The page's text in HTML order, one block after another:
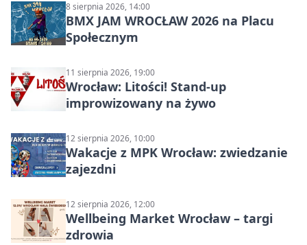
8 sierpnia 2026, 14:00
BMX JAM WROCŁAW 2026 na Placu
Społecznym
11 sierpnia 2026, 19:00
Wrocław: Litości! Stand-up
improwizowany na żywo
12 sierpnia 2026, 10:00
Wakacje z MPK Wrocław: zwiedzanie
zajezdni
12 sierpnia 2026, 12:00
Wellbeing Market Wrocław – targi
zdrowia